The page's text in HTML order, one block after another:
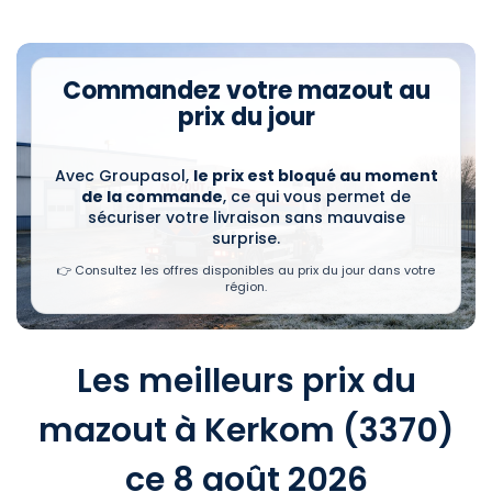
Commandez votre mazout au
prix du jour
Avec Groupasol, le prix est bloqué au moment
de la commande, ce qui vous permet de
sécuriser votre livraison sans mauvaise
surprise.
👉 Consultez les offres disponibles au prix du jour dans votre
région.
Les meilleurs prix du
mazout à Kerkom (3370)
ce 8 août 2026